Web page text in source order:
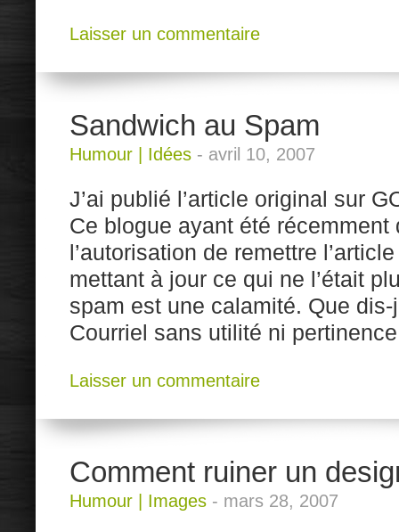
Laisser un commentaire
Sandwich au Spam
Humour Idées - avril 10, 2007
J’ai publié l’article original sur
Ce blogue ayant été récemment
l’autorisation de remettre
mettant à jour ce qui ne l’était
spam est une calamité. Que
Courriel sans utilité ni
Laisser un commentaire
Comment ruiner un
Humour Images - mars 28, 2007